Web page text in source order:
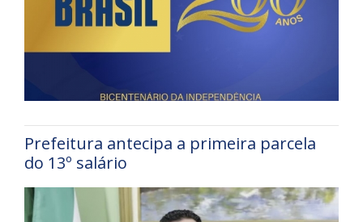
Prefeitura antecipa a primeira parcela
do 13º salário